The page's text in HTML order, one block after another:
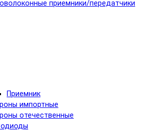
приемники/передатчики
Приемник
импортные
отечественные